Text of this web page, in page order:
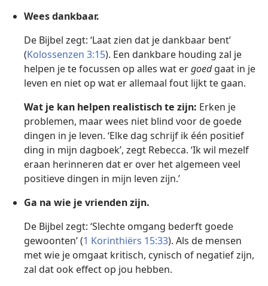
Wees dankbaar.
De Bijbel zegt: ‘Laat zien dat je dankbaar bent’
(Kolossenzen 3:15). Een dankbare houding zal je
helpen je te focussen op alles wat ergoedgaat in je
leven en niet op wat er allemaal fout lijkt te gaan.
Wat je kan helpen realistisch te zijn: Erken je
problemen, maar wees niet blind voor de goede
dingen in je leven. ‘Elke dag schrijf ik één positief
ding in mijn dagboek’, zegt Rebecca. ‘Ik wil mezelf
eraan herinneren dat er over het algemeen veel
positieve dingen in mijn leven zijn.’
Ga na wie je vrienden zijn.
De Bijbel zegt: ‘Slechte omgang bederft goede
gewoonten’ (1 Korinthiërs 15:33). Als de mensen
met wie je omgaat kritisch, cynisch of negatief zijn,
zal dat ook effect op jou hebben.